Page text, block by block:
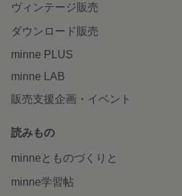
ヴィンテージ販売
ダウンロード販売
minne PLUS
minne LAB
販売支援企画・イベント
読みもの
minneとものづくりと
minne学習帖